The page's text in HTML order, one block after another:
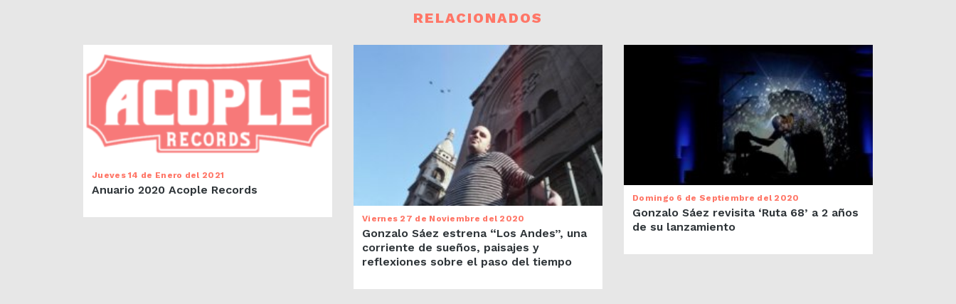
RELACIONADOS
Jueves 14 de Enero del 2021
Anuario 2020 Acople Records
Viernes 27 de Noviembre del 2020
Gonzalo Sáez estrena “Los Andes”, una
corriente de sueños, paisajes y
reflexiones sobre el paso del tiempo
Domingo 6 de Septiembre del 2020
Gonzalo Sáez revisita ‘Ruta 68’ a 2 años
de su lanzamiento